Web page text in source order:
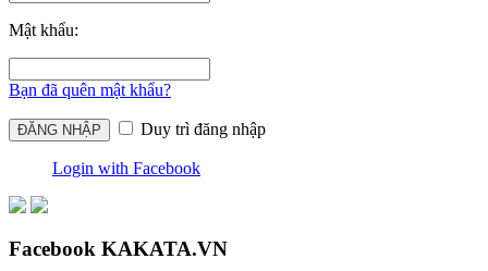
Mật khẩu:
Bạn đã quên mật khẩu?
Duy trì đăng nhập
Login with Facebook
Facebook KAKATA.VN